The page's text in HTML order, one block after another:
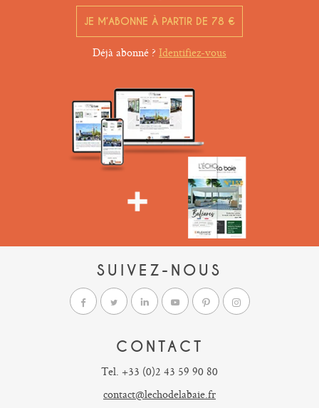
JE M’ABONNE À PARTIR DE 78 €
Déjà abonné ? Identifiez-vous
SUIVEZ-NOUS
CONTACT
Tel. +33 (0)2 43 59 90 80
contact@lechodelabaie.fr